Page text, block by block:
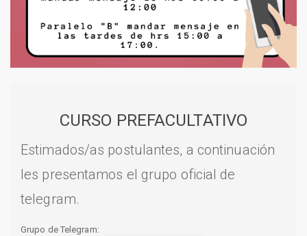
CURSO PREFACULTATIVO
Estimados/as postulantes, a continuación
les presentamos el grupo oficial de
telegram.
Grupo de Telegram: